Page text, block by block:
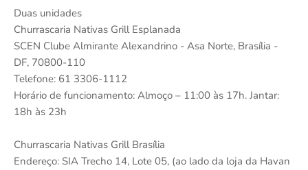
Duas unidades
Churrascaria Nativas Grill Esplanada
SCEN Clube Almirante Alexandrino - Asa Norte, Brasília -
DF, 70800-110
Telefone: 61 3306-1112
Horário de funcionamento: Almoço – 11:00 às 17h. Jantar:
18h às 23h
Churrascaria Nativas Grill Brasília
Endereço: SIA Trecho 14, Lote 05, (ao lado da loja da Havan